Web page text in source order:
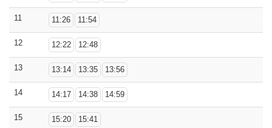
11 11:26 11:54
12 12:22 12:48
13 13:14 13:35 13:56
14 14:17 14:38 14:59
15 15:20 15:41